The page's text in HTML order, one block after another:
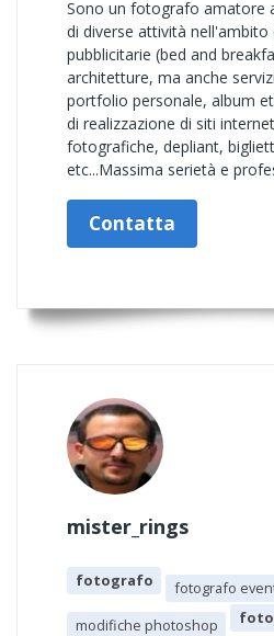
Sono un fotografo amatore
di diverse attività
pubblicitarie (bed and
architetture, ma anche
portfolio personale, album
di realizzazione di siti
fotografiche, depliant,
etc...Massima serietà e
Contatta
mister_rings
fotografo
fotografo
modifiche photoshop